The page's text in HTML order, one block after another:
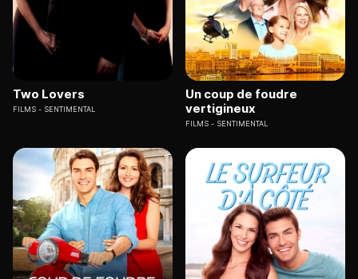
Two Lovers
FILMS SENTIMENTAL
Un coup de foudre
vertigineux
FILMS SENTIMENTAL